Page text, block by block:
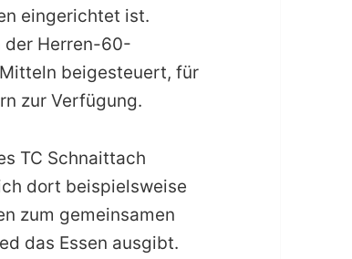
eingerichtet ist.
der Herren-60-
beigesteuert, für
zur Verfügung.
TC Schnaittach
dort beispielsweise
zum gemeinsamen
das Essen ausgibt.